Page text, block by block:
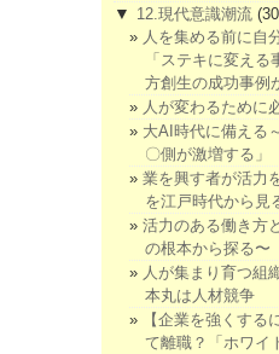
▼ 12.現代意識潮流
人を集める前に自
「ステキに変え
方創生の成功事例
人が変わるために
大AI時代に備える
〇側が激増する」
業を興す者が活力
を江戸時代から見
活力のある働き方
の根本から探る〜
人が集まり育つ組
本丸は人材競争
【企業を強くする
て離職？「ホワイ